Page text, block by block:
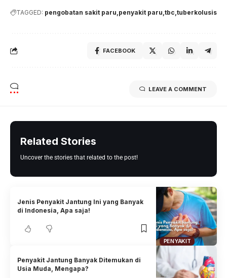
TAGGED: pengobatan sakit paru penyakit paru tbc tuberkolusis
FACEBOOK
LEAVE A COMMENT
Related Stories
Uncover the stories that related to the post!
PENYAKIT
Jenis Penyakit Jantung Ini yang Banyak
di Indonesia, Apa saja!
Penyakit Jantung Banyak Ditemukan di
Usia Muda, Mengapa?